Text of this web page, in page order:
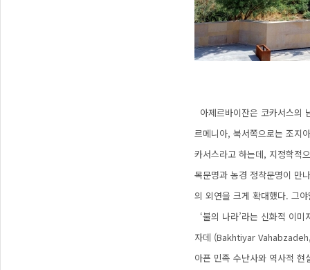
아제르바이잔은 코카서스의
르메니아, 북서쪽으로는 조지
카서스라고 하는데, 지정학적
목문명과 농경 정착문명이 만
의 외연을 크게 확대했다. 그
‘불의 나라’라는 신화적 이
자데 (Bakhtiyar
아픈 민족 수난사와 역사적